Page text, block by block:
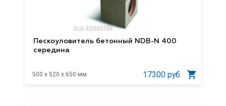
Пескоуловитель бетонный NDB-N 400
середина
500 x 520 x 650 мм. 17300 руб.